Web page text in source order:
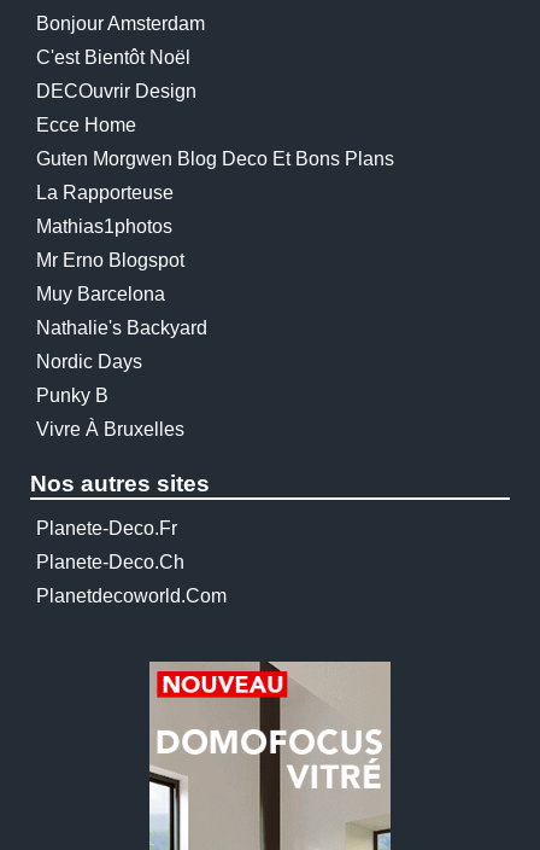
Bonjour Amsterdam
C'est Bientôt Noël
DECOuvrir Design
Ecce Home
Guten Morgwen Blog Deco Et Bons Plans
La Rapporteuse
Mathias1photos
Mr Erno Blogspot
Muy Barcelona
Nathalie's Backyard
Nordic Days
Punky B
Vivre À Bruxelles
Nos autres sites
Planete-Deco.fr
Planete-Deco.ch
Planetdecoworld.com